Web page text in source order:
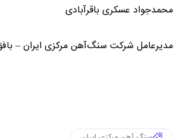
محمدجواد عسکری باقرآبادی
مدیرعامل شرکت سنگ‌آهن مرکزی ایران –